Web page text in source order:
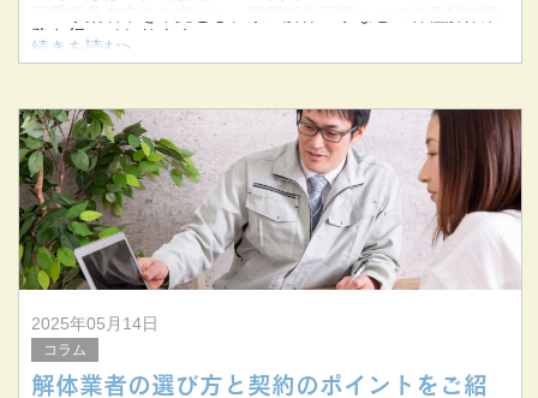
務を行っております。
続きを読む>
2025年05月14日
コラム
解体業者の選び方と契約のポイントをご紹